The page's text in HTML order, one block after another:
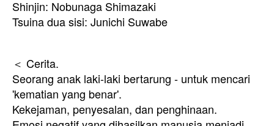
Shinjin: Nobunaga Shimazaki
Tsuina dua sisi: Junichi Suwabe
＜ Cerita.
Seorang anak laki-laki bertarung - untuk mencari
'kematian yang benar'.
Kekejaman, penyesalan, dan penghinaan.